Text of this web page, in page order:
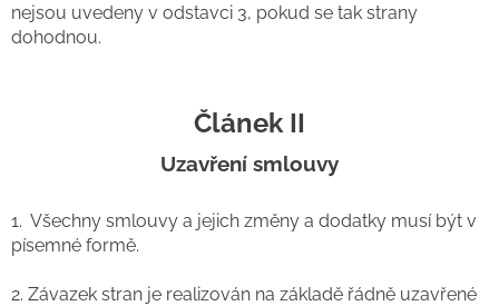
nejsou uvedeny v odstavci 3, pokud se tak strany
dohodnou.
Článek II
Uzavření smlouvy
1. Všechny smlouvy a jejich změny a dodatky musí být v
písemné formě.
2. Závazek stran je realizován na základě řádně uzavřené